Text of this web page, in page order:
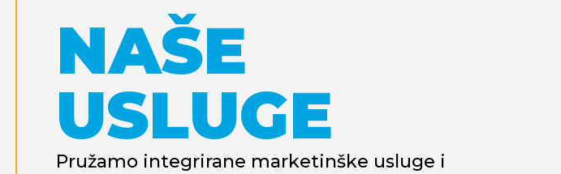
NAŠE
USLUGE
Pružamo integrirane marketinške usluge i